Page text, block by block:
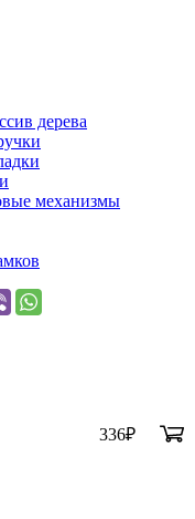
дерева
механизмы
336₽